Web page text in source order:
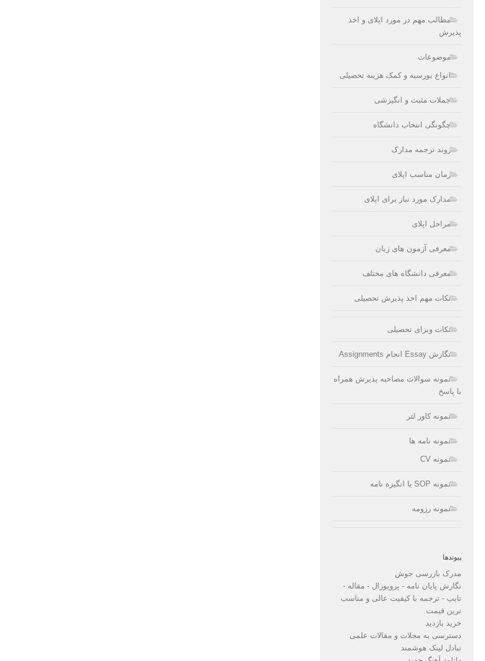
مطالب مهم در مورد اپلای و اخذ
پذیرش
موضوعات
انواع بورسیه و کمک هزینه تحصیلی
جملات مثبت و انگیزشی
چگونگی انتخاب دانشگاه
روند ترجمه مدارک
زمان مناسب اپلای
مدارک مورد نیاز برای اپلای
مراحل اپلای
معرفی آزمون های زبان
معرفی دانشگاه های مختلف
نکات مهم اخذ پذیرش تحصیلی
نکات ویزای تحصیلی
نگارش Essay انجام Assignments
نمونه سوالات مصاحبه پذیرش همراه
با پاسخ
نمونه کاور لتر
نمونه نامه ها
نمونه CV
نمونه SOP یا انگیزه نامه
نمونه رزومه
پیوندها
مدرک بازرسی جوش
نگارش پایان نامه - پروپوزال - مقاله -
تایپ - ترجمه با کیفیت عالی و مناسب
ترین قیمت
خرید بازدید
دسترسی به مجلات و مقالات علمی
تبادل لینک هوشمند